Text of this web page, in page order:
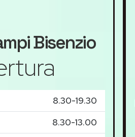
Bisenzio
8.30-19.30
8.30-13.00